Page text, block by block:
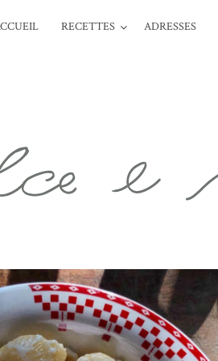
RECETTES ADRESSES